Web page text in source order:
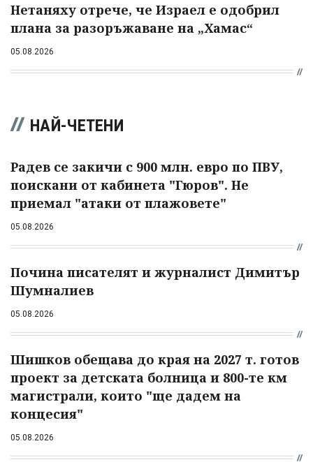
Нетаняху отрече, че Израел е одобрил
плана за разоръжаване на „Хамас“
05.08.2026
НАЙ-ЧЕТЕНИ
Радев се закичи с 900 млн. евро по ПВУ,
поискани от кабинета "Гюров". Не
приемал "атаки от плажовете"
05.08.2026
Почина писателят и журналист Димитър
Шумналиев
05.08.2026
Шишков обещава до края на 2027 т. готов
проект за детската болница и 800-те км
магистрали, които "ще дадем на
концесия"
05.08.2026